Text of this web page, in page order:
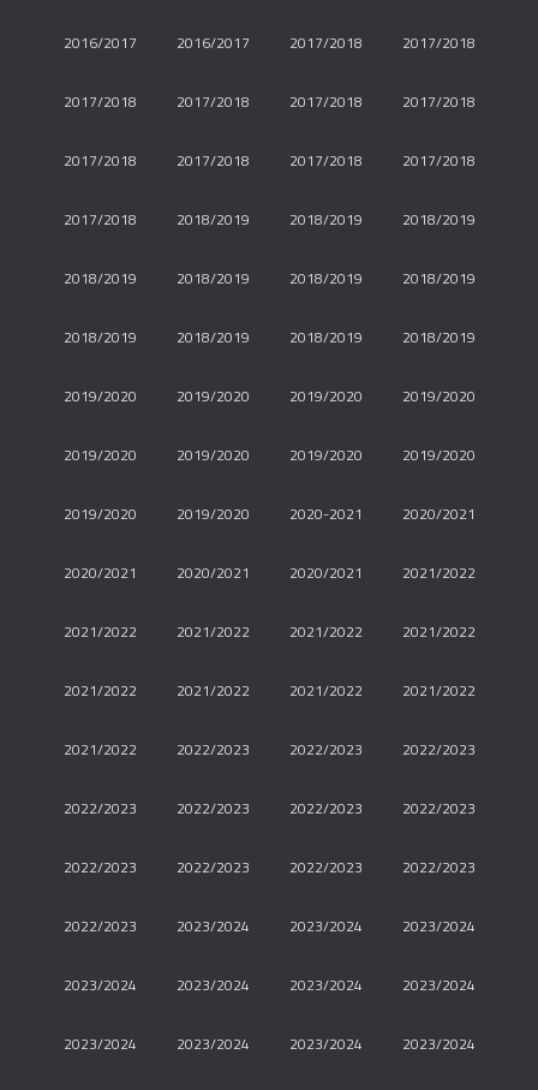
2016/2017 2016/2017 2017/2018 2017/2018
2017/2018 2017/2018 2017/2018 2017/2018
2017/2018 2017/2018 2017/2018 2017/2018
2017/2018 2018/2019 2018/2019 2018/2019
2018/2019 2018/2019 2018/2019 2018/2019
2018/2019 2018/2019 2018/2019 2018/2019
2019/2020 2019/2020 2019/2020 2019/2020
2019/2020 2019/2020 2019/2020 2019/2020
2019/2020 2019/2020 2020-2021 2020/2021
2020/2021 2020/2021 2020/2021 2021/2022
2021/2022 2021/2022 2021/2022 2021/2022
2021/2022 2021/2022 2021/2022 2021/2022
2021/2022 2022/2023 2022/2023 2022/2023
2022/2023 2022/2023 2022/2023 2022/2023
2022/2023 2022/2023 2022/2023 2022/2023
2022/2023 2023/2024 2023/2024 2023/2024
2023/2024 2023/2024 2023/2024 2023/2024
2023/2024 2023/2024 2023/2024 2023/2024